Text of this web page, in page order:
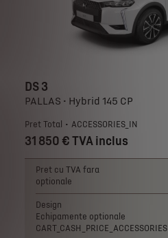
DS 3
PALLAS • Hybrid 145 CP
Pret Total ACCESSORIES_IN
31 850 € TVA inclus
Pret cu TVA fara
optionale
Design
Echipamente optionale
CART_CASH_PRICE_ACCESSORIES